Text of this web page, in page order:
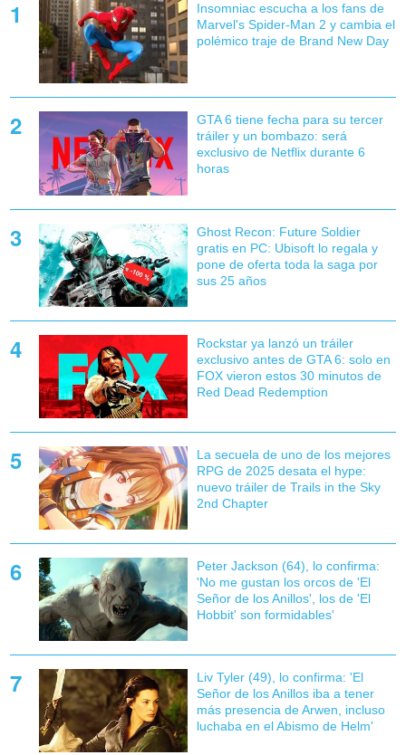
Insomniac escucha a los fans de
Marvel's Spider-Man 2 y cambia el
polémico traje de Brand New Day
GTA 6 tiene fecha para su tercer
tráiler y un bombazo: será
exclusivo de Netflix durante 6
horas
Ghost Recon: Future Soldier
gratis en PC: Ubisoft lo regala y
pone de oferta toda la saga por
sus 25 años
Rockstar ya lanzó un tráiler
exclusivo antes de GTA 6: solo en
FOX vieron estos 30 minutos de
Red Dead Redemption
La secuela de uno de los mejores
RPG de 2025 desata el hype:
nuevo tráiler de Trails in the Sky
2nd Chapter
Peter Jackson (64), lo confirma:
'No me gustan los orcos de 'El
Señor de los Anillos', los de 'El
Hobbit' son formidables'
Liv Tyler (49), lo confirma: 'El
Señor de los Anillos iba a tener
más presencia de Arwen, incluso
luchaba en el Abismo de Helm'